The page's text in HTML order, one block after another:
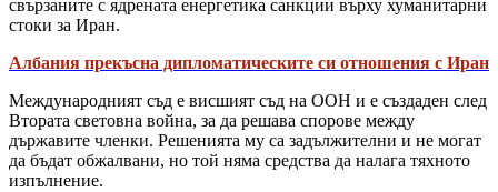
свързаните с ядрената енергетика санкции върху хуманитарни
стоки за Иран.
Албания прекъсна дипломатическите си отношения с Иран
Международният съд е висшият съд на ООН и е създаден след
Втората световна война, за да решава спорове между
държавите членки. Решенията му са задължителни и не могат
да бъдат обжалвани, но той няма средства да налага тяхното
изпълнение.